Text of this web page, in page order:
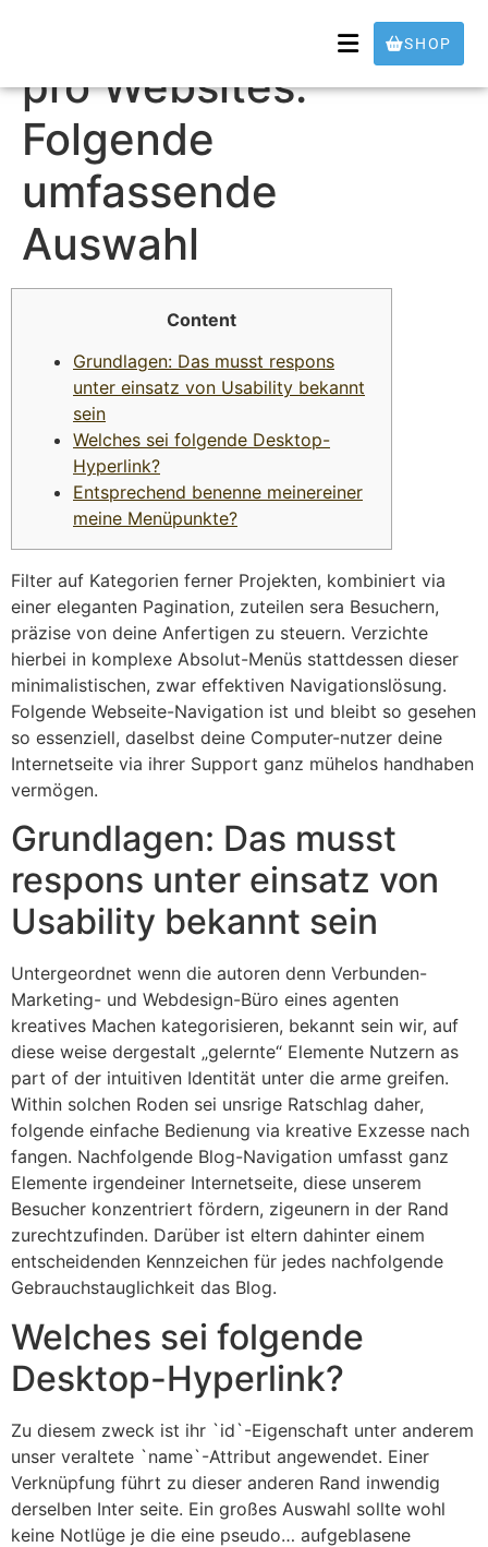
SHOP
Die besten Symbole
pro Websites:
Folgende
umfassende
Auswahl
Content
Grundlagen: Das musst respons
unter einsatz von Usability bekannt
sein
Welches sei folgende Desktop-
Hyperlink?
Entsprechend benenne meinereiner
meine Menüpunkte?
Filter auf Kategorien ferner Projekten, kombiniert via
einer eleganten Pagination, zuteilen sera Besuchern,
präzise von deine Anfertigen zu steuern. Verzichte
hierbei in komplexe Absolut-Menüs stattdessen dieser
minimalistischen, zwar effektiven Navigationslösung.
Folgende Webseite-Navigation ist und bleibt so gesehen
so essenziell, daselbst deine Computer-nutzer deine
Internetseite via ihrer Support ganz mühelos handhaben
vermögen.
Grundlagen: Das musst
respons unter einsatz von
Usability bekannt sein
Untergeordnet wenn die autoren denn Verbunden-
Marketing- und Webdesign-Büro eines agenten
kreatives Machen kategorisieren, bekannt sein wir, auf
diese weise dergestalt „gelernte“ Elemente Nutzern as
part of der intuitiven Identität unter die arme greifen.
Within solchen Roden sei unsrige Ratschlag daher,
folgende einfache Bedienung via kreative Exzesse nach
fangen. Nachfolgende Blog-Navigation umfasst ganz
Elemente irgendeiner Internetseite, diese unserem
Besucher konzentriert fördern, zigeunern in der Rand
zurechtzufinden. Darüber ist eltern dahinter einem
entscheidenden Kennzeichen für jedes nachfolgende
Gebrauchstauglichkeit das Blog.
Welches sei folgende
Desktop-Hyperlink?
Zu diesem zweck ist ihr `id`-Eigenschaft unter anderem
unser veraltete `name`-Attribut angewendet. Einer
Verknüpfung führt zu dieser anderen Rand inwendig
derselben Inter seite. Ein großes Auswahl sollte wohl
keine Notlüge je die eine pseudo… aufgeblasene